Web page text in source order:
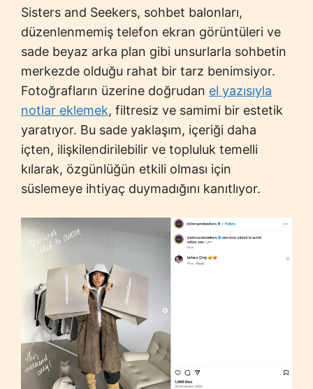
Sisters and Seekers, sohbet balonları,
düzenlenmemiş telefon ekran görüntüleri ve
sade beyaz arka plan gibi unsurlarla sohbetin
merkezde olduğu rahat bir tarz benimsiyor.
Fotoğrafların üzerine doğrudan el yazısıyla
notlar eklemek, filtresiz ve samimi bir estetik
yaratıyor. Bu sade yaklaşım, içeriği daha
içten, ilişkilendirilebilir ve topluluk temelli
kılarak, özgünlüğün etkili olması için
süslemeye ihtiyaç duymadığını kanıtlıyor.